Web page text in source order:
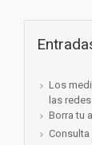
Los
las
Borra tu